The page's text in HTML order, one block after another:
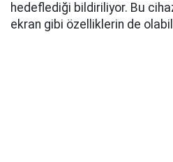
hedeflediği bildiriliyor. Bu
ekran gibi özelliklerin de